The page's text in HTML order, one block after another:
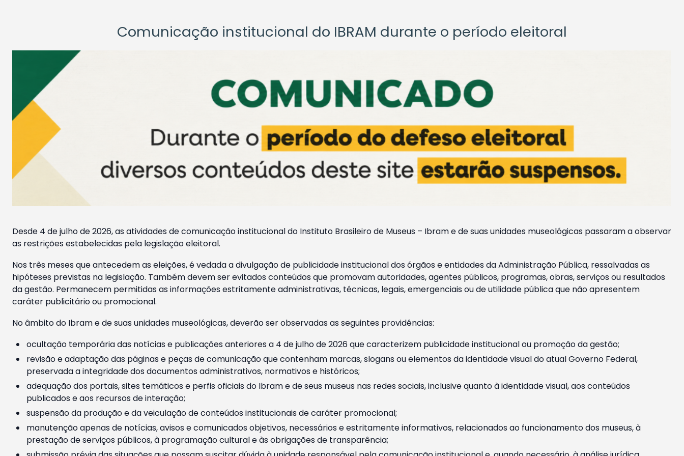
Comunicação institucional do IBRAM durante o período eleitoral
Desde 4 de julho de 2026, as atividades de comunicação institucional do Instituto Brasileiro de Museus – Ibram e de suas unidades museológicas passaram a observar
as restrições estabelecidas pela legislação eleitoral.
Nos três meses que antecedem as eleições, é vedada a divulgação de publicidade institucional dos órgãos e entidades da Administração Pública, ressalvadas as
hipóteses previstas na legislação. Também devem ser evitados conteúdos que promovam autoridades, agentes públicos, programas, obras, serviços ou resultados
da gestão. Permanecem permitidas as informações estritamente administrativas, técnicas, legais, emergenciais ou de utilidade pública que não apresentem
caráter publicitário ou promocional.
No âmbito do Ibram e de suas unidades museológicas, deverão ser observadas as seguintes providências:
ocultação temporária das notícias e publicações anteriores a 4 de julho de 2026 que caracterizem publicidade institucional ou promoção da gestão;
revisão e adaptação das páginas e peças de comunicação que contenham marcas, slogans ou elementos da identidade visual do atual Governo Federal,
preservada a integridade dos documentos administrativos, normativos e históricos;
adequação dos portais, sites temáticos e perfis oficiais do Ibram e de seus museus nas redes sociais, inclusive quanto à identidade visual, aos conteúdos
publicados e aos recursos de interação;
suspensão da produção e da veiculação de conteúdos institucionais de caráter promocional;
manutenção apenas de notícias, avisos e comunicados objetivos, necessários e estritamente informativos, relacionados ao funcionamento dos museus, à
prestação de serviços públicos, à programação cultural e às obrigações de transparência;